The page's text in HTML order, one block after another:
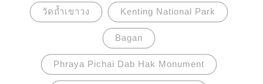
วัดถ้ำเขาวง Kenting National Park
Bagan
Phraya Pichai Dab Hak Monument